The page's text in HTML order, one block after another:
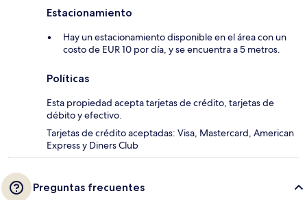
Estacionamiento
Hay un estacionamiento disponible en el área con un
costo de EUR 10 por día, y se encuentra a 5 metros.
Políticas
Esta propiedad acepta tarjetas de crédito, tarjetas de
débito y efectivo.
Tarjetas de crédito aceptadas: Visa, Mastercard, American
Express y Diners Club
Preguntas frecuentes